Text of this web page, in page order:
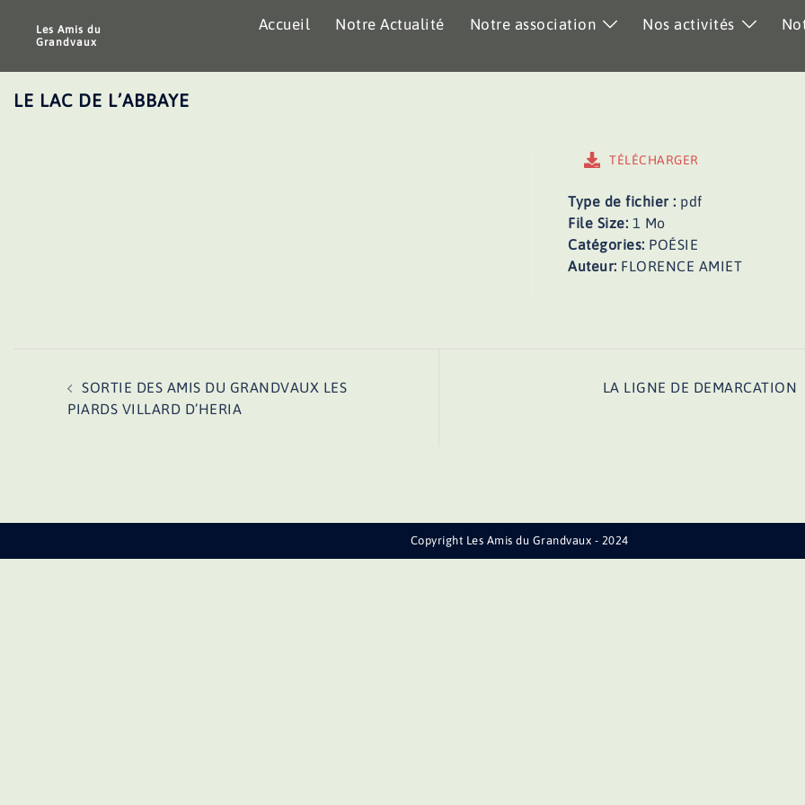
Les Amis du
Grandvaux
Accueil Notre Actualité Notre association Nos activités
LE LAC DE L’ABBAYE
TÉLÉCHARGER
Type de fichier : pdf
File Size: 1 Mo
Catégories: POÉSIE
Auteur: FLORENCE AMIET
d’article
SORTIE DES AMIS DU GRANDVAUX LES
PIARDS VILLARD D’HERIA
LA LIGNE DE DEMARCATION
Copyright Les Amis du Grandvaux - 2024